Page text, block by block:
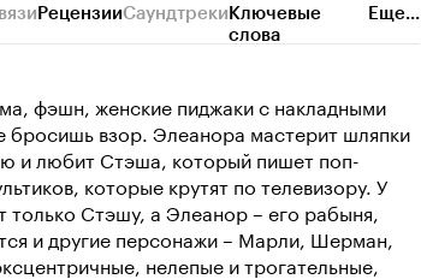
РецензииСаундтрекиКлючевые
слова
Еще...
фэшн, женские пиджаки с накладными
бросишь взор. Элеанора мастерит шляпки
и любит Стэша, который пишет поп-
которые крутят по телевизору. У
только Стэшу, а Элеанор – его рабыня,
и другие персонажи – Марли, Шерман,
нелепые и трогательные,